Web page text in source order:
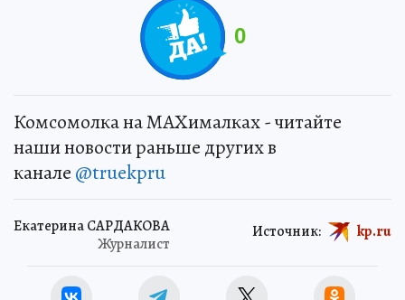
0
Комсомолка на MAXималках - читайте
наши новости раньше других в
канале @truekpru
Екатерина САРДАКОВА
Журналист
Источник: kp.ru